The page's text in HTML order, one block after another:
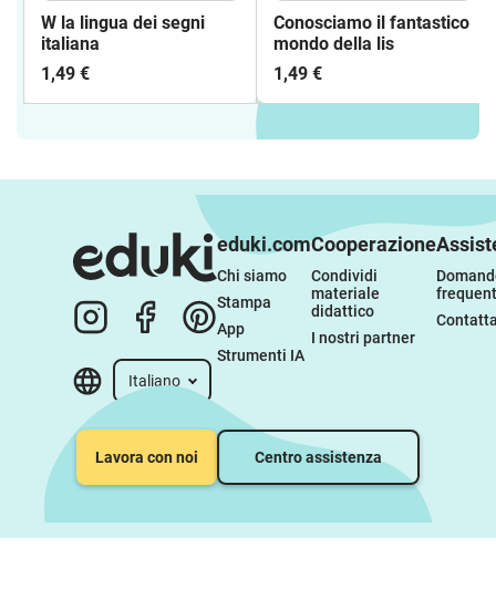
W la lingua dei segni
italiana
1,49 €
Conosciamo il fantastico
mondo della lis
1,49 €
Italiano
eduki.com
Chi siamo
Stampa
App
Strumenti IA
Cooperazione
Condividi
materiale
didattico
I nostri partner
Lavora con noi Centro assistenza